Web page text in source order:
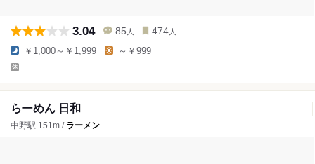
3.04 85 人 474 人
￥1,000～￥1,999 ～￥999
-
らーめん 日和
中野駅 151m / ラーメン